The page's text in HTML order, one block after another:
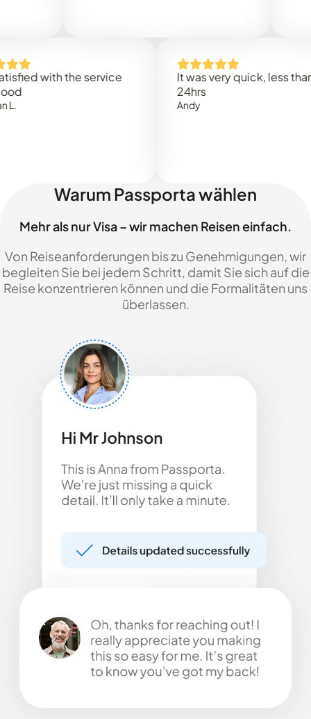
with the service
It was very quick, less than
Warum Passporta wählen
Mehr als nur Visa – wir machen Reisen einfach.
Von Reiseanforderungen bis zu Genehmigungen, wir
begleiten Sie bei jedem Schritt, damit Sie sich auf die
Reise konzentrieren können und die Formalitäten uns
überlassen.